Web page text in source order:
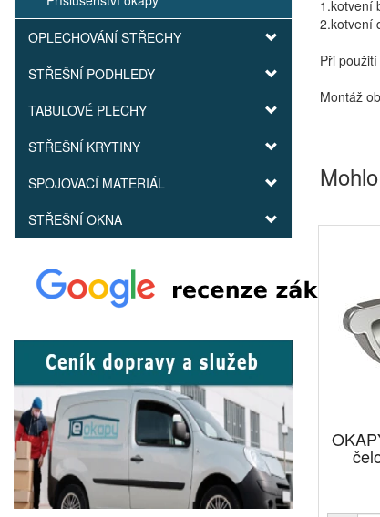
OPLECHOVÁNÍ STŘECHY
STŘEŠNÍ PODHLEDY
TABULOVÉ PLECHY
STŘEŠNÍ KRYTINY
SPOJOVACÍ MATERIÁL
STŘEŠNÍ OKNA
1.kotvení
2.kotvení
Při
Montáž